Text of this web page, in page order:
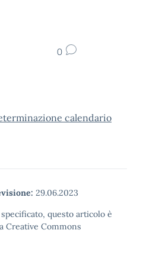
0
calendario
29.06.2023
questo articolo è
Creative Commons